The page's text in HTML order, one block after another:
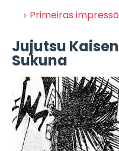
Primeiras
Jujutsu
Sukuna